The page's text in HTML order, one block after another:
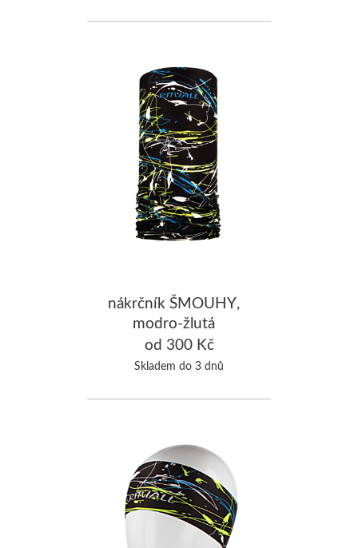
nákrčník ŠMOUHY,
modro-žlutá
od 300 Kč
Skladem do 3 dnů